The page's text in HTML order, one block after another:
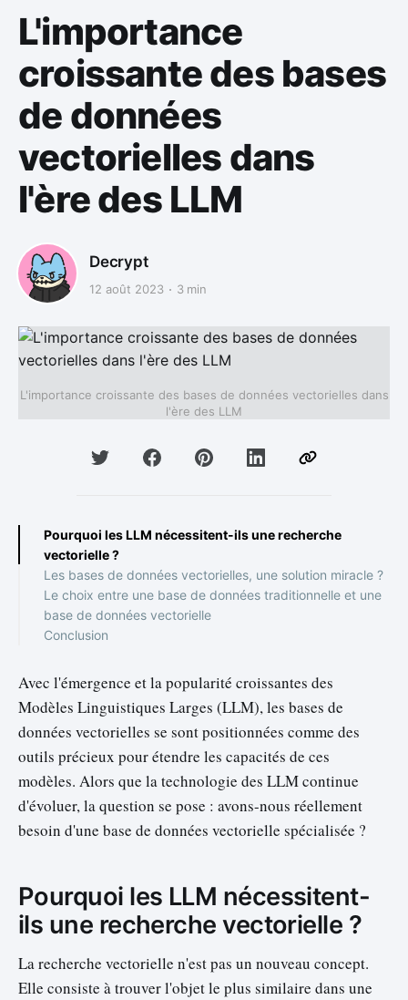
L'importance
croissante des bases
de données
vectorielles dans
l'ère des LLM
Decrypt
12 août 2023 3 min
L'importance croissante des bases de données vectorielles dans
l'ère des LLM
Pourquoi les LLM nécessitent-ils une recherche
vectorielle ?
Les bases de données vectorielles, une solution miracle ?
Le choix entre une base de données traditionnelle et une
base de données vectorielle
Conclusion
Avec l'émergence et la popularité croissantes des
Modèles Linguistiques Larges (LLM), les bases de
données vectorielles se sont positionnées comme des
outils précieux pour étendre les capacités de ces
modèles. Alors que la technologie des LLM continue
d'évoluer, la question se pose : avons-nous réellement
besoin d'une base de données vectorielle spécialisée ?
Pourquoi les LLM nécessitent-
ils une recherche vectorielle ?
La recherche vectorielle n'est pas un nouveau concept.
Elle consiste à trouver l'objet le plus similaire dans une